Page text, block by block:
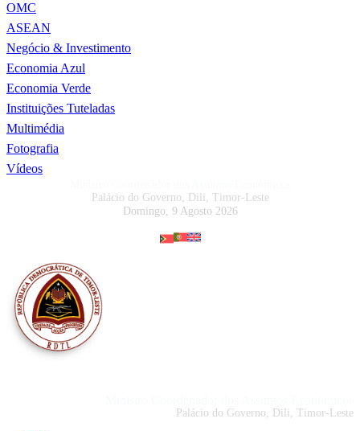
OMC
ASEAN
Negócio & Investimento
Economia Azul
Economia Verde
Instituições Tuteladas
Multimédia
Fotografia
Vídeos
Palácio do Governo, Dili, Timor-Leste
Domingo, 9 Agosto 2026
Palácio do Governo, Dili, Timor-Leste